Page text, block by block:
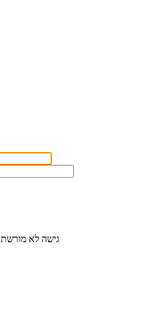
גישה לא מורשת